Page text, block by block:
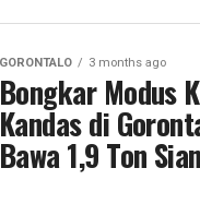
GORONTALO 3 months ago
Bongkar Modus
Kandas di
Bawa 1,9 Ton